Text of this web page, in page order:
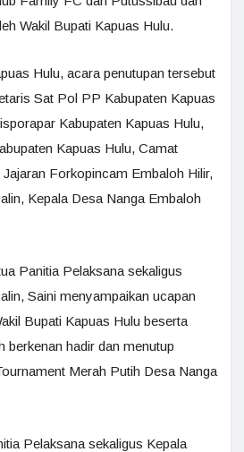
Wakil Bupati Kapuas Hulu.
Hulu, acara penutupan tersebut
Sat Pol PP Kabupaten Kapuas
Kabupaten Kapuas Hulu,
Kapuas Hulu, Camat
Forkopincam Embaloh Hilir,
Kepala Desa Nanga Embaloh
Panitia Pelaksana sekaligus
Saini menyampaikan ucapan
Bupati Kapuas Hulu beserta
hadir dan menutup
Merah Putih Desa Nanga
Pelaksana sekaligus Kepala